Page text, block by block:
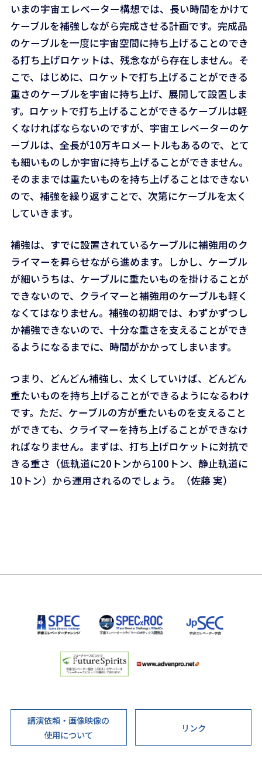
いまの宇宙エレベーター構想では、長い時間をかけて
ケーブルを補強しながら完成させる計画です。完成品
のケーブルを一度に宇宙空間に持ち上げることのでき
る打ち上げロケットは、残念ながら存在しません。そ
こで、はじめに、ロケットで打ち上げることができる
重さのケーブルを宇宙に持ち上げ、展開して設置しま
す。ロケットで打ち上げることができるケーブルは軽
くなければならないのですが、宇宙エレベーターのケ
ーブルは、全長が10万キロメートルもあるので、とて
も細いものしか宇宙に持ち上げることができません。
そのままでは重たいものを持ち上げることはできない
ので、補強を繰り返すことで、次第にケーブルを太く
していきます。
補強は、すでに設置されているケーブルに補強用のク
ライマーを昇らせながら進めます。しかし、ケーブル
が細いうちは、ケーブルに重たいものを掛けることが
できないので、クライマーと補強用のケーブルも軽く
なくてはなりません。補強の初期では、わずかずつし
か補強できないので、十分な重さを支えることができ
るようになるまでに、時間がかかってしまいます。
つまり、どんどん補強し、太くしていけば、どんどん
重たいものを持ち上げることができるようになるわけ
です。ただ、ケーブルの方が重たいものを支えること
ができても、クライマーを持ち上げることができなけ
ればなりません。まずは、打ち上げロケットに対抗で
きる重さ（低軌道に20トンから100トン、静止軌道に
10トン）から運用されるのでしょう。（佐藤 実）
講演依頼・画像映像の
使用について
リンク